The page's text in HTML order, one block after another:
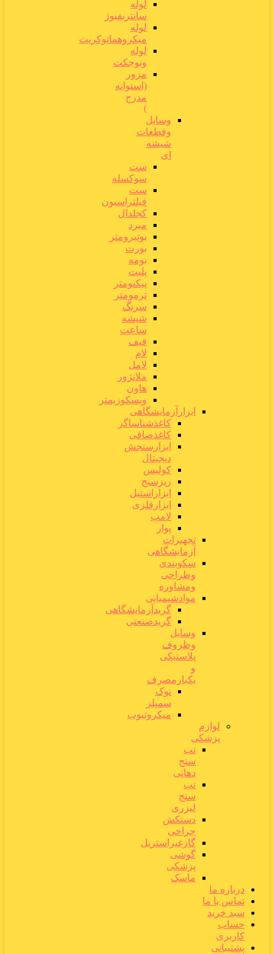
لوله
سانتریفیوژ
لوله
میکروهماتوکریت
لوله
ونوجکت
مزور
(استوانه
مدرج
)
وسایل
وقطعات
شیشه
ای
ست
سوکسله
ست
فیلتراسیون
کجلدال
مبرد
بوتیرومتر
بورت
بومه
پلیت
پیکنومتر
ترمومتر
سرنگ
شیشه
ساعت
قیف
لام
لامل
ملانژور
هاون
ویسکوزیمتر
ابزارآزمایشگاهی
کاغذشناساگر
کاغذصافی
ابزارسنجش
دیجیتال
کولیس
ریزسنج
ابزاراستیل
ابزارفلزی
لامپ
پوار
تجهیزات
آزمایشگاهی
سکوبندی
وطراحی
ومشاوره
موادشیمیایی
گریدآزمایشگاهی
گریدصنعتی
وسایل
وظروف
پلاستیکی
و
یکبارمصرف
نوک
سمپلر
میکروتیوب
لوازم
پزشکی
تب
سنج
دهانی
تب
سنج
لیزری
دستکش
جراحی
گازغیراستریل
گوشی
پزشکی
ماسک
درباره ما
تماس با ما
سبد خرید
حساب
کاربری
پشتیبانی